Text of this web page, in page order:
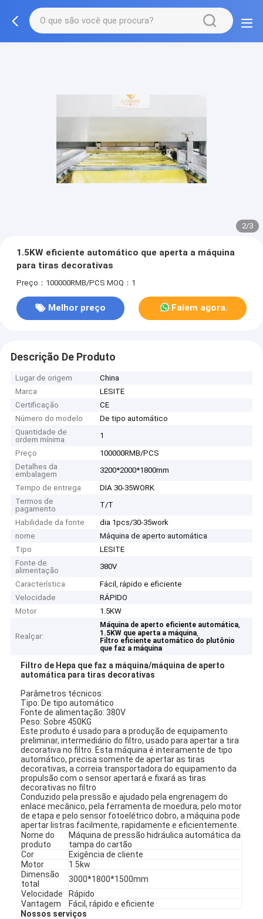
2/3
1.5KW eficiente automático que aperta a máquina
para tiras decorativas
Preço：100000RMB/PCS MOQ：1
Melhor preço Falem agora.
Descrição De Produto
Lugar de origem
China
Marca
LESITE
Certificação
CE
Número do modelo
De tipo automático
Quantidade de
ordem mínima
1
Preço
100000RMB/PCS
Detalhes da
embalagem
3200*2000*1800mm
Tempo de entrega
DIA 30-35WORK
Termos de
pagamento
T/T
Habilidade da fonte
dia 1pcs/30-35work
nome
Máquina de aperto automática
Tipo
LESITE
Fonte de
alimentação
380V
Característica
Fácil, rápido e eficiente
Velocidade
RÁPIDO
Motor
1.5KW
Realçar:
Máquina de aperto eficiente automática,
1.5KW que aperta a máquina,
Filtro eficiente automático do plutônio
que faz a máquina
Filtro de Hepa que faz a máquina/máquina de aperto
automática para tiras decorativas
Parâmetros técnicos:
Tipo: De tipo automático
Fonte de alimentação: 380V
Peso: Sobre 450KG
Este produto é usado para a produção de equipamento
preliminar, intermediário do filtro, usado para apertar a tira
decorativa no filtro. Esta máquina é inteiramente de tipo
automático, precisa somente de apertar as tiras
decorativas, a correia transportadora do equipamento da
propulsão com o sensor apertará e fixará as tiras
decorativas no filtro
Conduzido pela pressão e ajudado pela engrenagem do
enlace mecânico, pela ferramenta de moedura, pelo motor
de etapa e pelo sensor fotoelétrico dobro, a máquina pode
apertar listras facilmente, rapidamente e eficientemente.
Nome do
produto
Máquina de pressão hidráulica automática da
tampa do cartão
Cor
Exigência de cliente
Motor
1.5kw
Dimensão
total
3000*1800*1500mm
Velocidade
Rápido
Vantagem
Fácil, rápido e eficiente
Nossos serviços